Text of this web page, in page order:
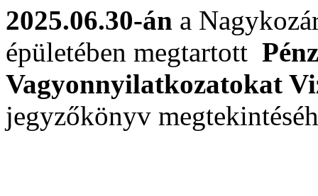
2025.06.30-án a
épületében megtartott
Vagyonnyilatkozatokat
jegyzőkönyv